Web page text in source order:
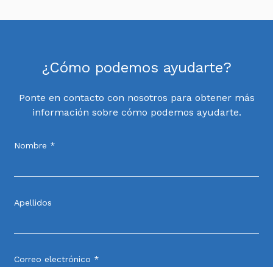
¿Cómo podemos ayudarte?
Ponte en contacto con nosotros para obtener más
información sobre cómo podemos ayudarte.
Nombre *
Apellidos
Correo electrónico *